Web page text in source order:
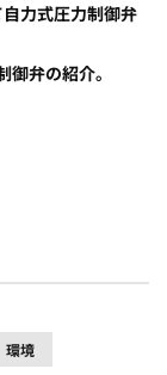
力式圧力制御弁
弁の紹介。
環境